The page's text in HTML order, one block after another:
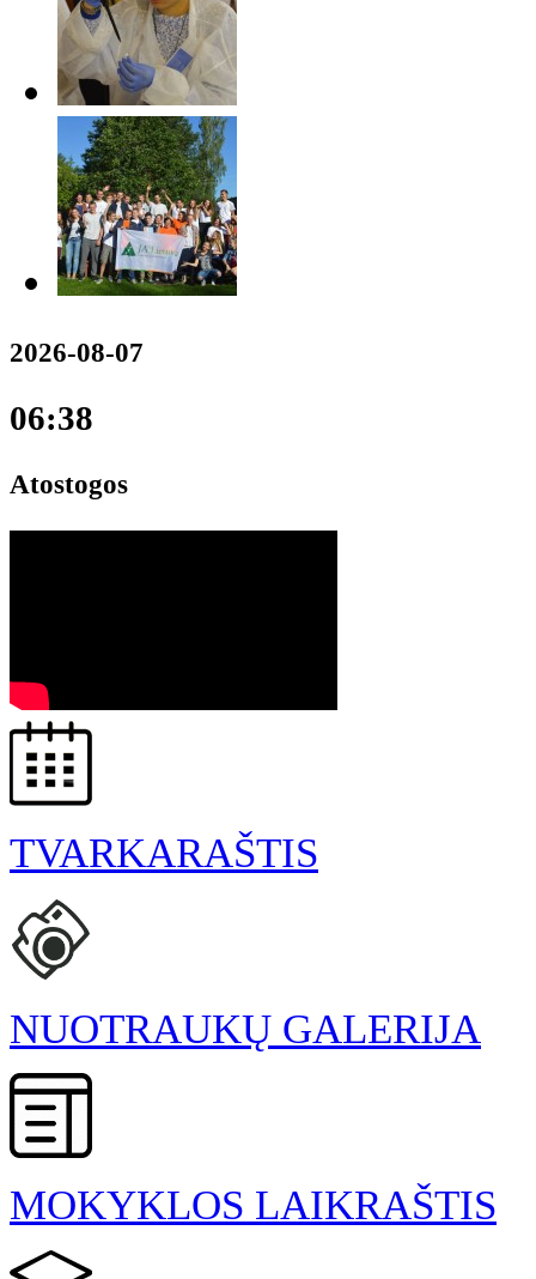
2026-08-07
06:38
Atostogos
TVARKARAŠTIS
NUOTRAUKŲ GALERIJA
MOKYKLOS LAIKRAŠTIS